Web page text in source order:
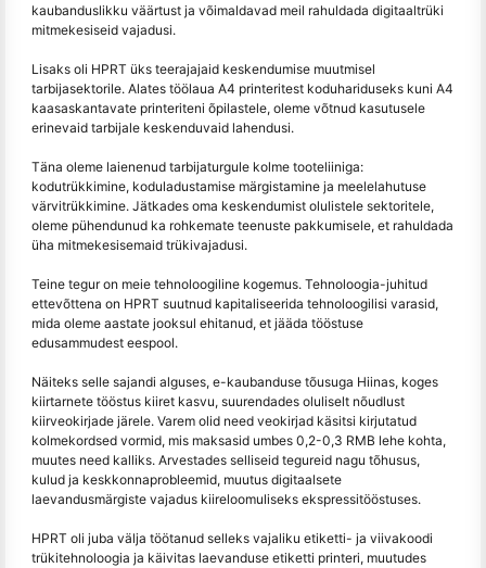
kaubanduslikku väärtust ja võimaldavad meil rahuldada digitaaltrüki
mitmekesiseid vajadusi.
Lisaks oli HPRT üks teerajajaid keskendumise muutmisel
tarbijasektorile. Alates töölaua A4 printeritest koduhariduseks kuni A4
kaasaskantavate printeriteni õpilastele, oleme võtnud kasutusele
erinevaid tarbijale keskenduvaid lahendusi.
Täna oleme laienenud tarbijaturgule kolme tooteliiniga:
kodutrükkimine, koduladustamise märgistamine ja meelelahutuse
värvitrükkimine. Jätkades oma keskendumist olulistele sektoritele,
oleme pühendunud ka rohkemate teenuste pakkumisele, et rahuldada
üha mitmekesisemaid trükivajadusi.
Teine tegur on meie tehnoloogiline kogemus. Tehnoloogia-juhitud
ettevõttena on HPRT suutnud kapitaliseerida tehnoloogilisi varasid,
mida oleme aastate jooksul ehitanud, et jääda tööstuse
edusammudest eespool.
Näiteks selle sajandi alguses, e-kaubanduse tõusuga Hiinas, koges
kiirtarnete tööstus kiiret kasvu, suurendades oluliselt nõudlust
kiirveokirjade järele. Varem olid need veokirjad käsitsi kirjutatud
kolmekordsed vormid, mis maksasid umbes 0,2-0,3 RMB lehe kohta,
muutes need kalliks. Arvestades selliseid tegureid nagu tõhusus,
kulud ja keskkonnaprobleemid, muutus digitaalsete
laevandusmärgiste vajadus kiireloomuliseks ekspressitööstuses.
HPRT oli juba välja töötanud selleks vajaliku etiketti- ja viivakoodi
trükitehnoloogia ja käivitas laevanduse etiketti printeri, muutudes